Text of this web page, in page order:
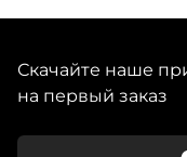
Скачайте наше
на первый заказ